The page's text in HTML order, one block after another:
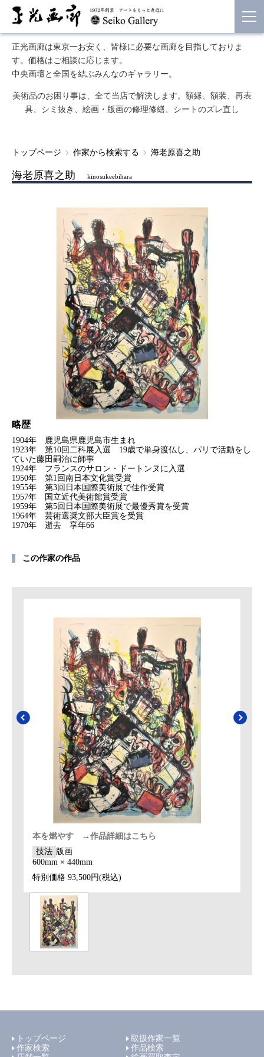
正光画廊は東京一お安く、皆様に必要な画廊を目指しておりま
す。価格はご相談に応じます。
中央画壇と全国を結ぶみんなのギャラリー。
美術品のお困り事は、全て当店で解決します。額縁、額装、再表
具、シミ抜き、絵画・版画の修理修繕、シートのズレ直し
トップページ 作家から検索する 海老原喜之助
海老原喜之助 kinosukeebihara
略歴
1904年 鹿児島県鹿児島市生まれ
1923年 第10回二科展入選 19歳で単身渡仏し、パリで活動をし
ていた藤田嗣治に師事
1924年 フランスのサロン・ドートンヌに入選
1950年 第1回南日本文化賞受賞
1955年 第3回日本国際美術展で佳作受賞
1957年 国立近代美術館賞受賞
1959年 第5回日本国際美術展で最優秀賞を受賞
1964年 芸術選奨文部大臣賞を受賞
1970年 逝去 享年66
この作家の作品
本を燃やす →作品詳細はこちら
技法 版画
600mm × 440mm
特別価格 93,500円(税込)
トップページ
取扱作家一覧
作家検索
作品検索